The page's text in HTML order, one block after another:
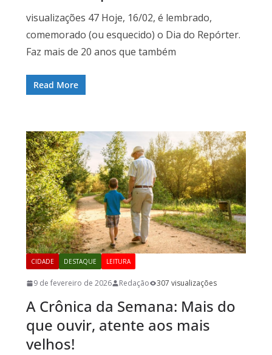
visualizações 47 Hoje, 16/02, é lembrado,
comemorado (ou esquecido) o Dia do Repórter.
Faz mais de 20 anos que também
Read More
CIDADE DESTAQUE LEITURA
9 de fevereiro de 2026 Redação 307 visualizações
A Crônica da Semana: Mais do
que ouvir, atente aos mais
velhos!